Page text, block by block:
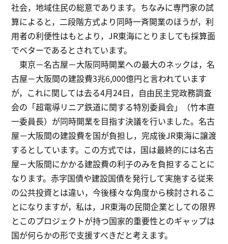
社会，地域住民の総意であります。ちなみに専門家の試
算によると，二段階方式より同時一斉開業のほうが，利
用者の利便性はもとより，JR東海にとりましても採算面
でベターであるとされています。
東京－名古屋－大阪同時開業への最大のネックは，名
古屋－大阪間の建設費3兆6,000億円と言われています
が，これに関しては去る4月24日，自由民主党政務調査
会の「超電導リニア鉄道に関する特別委員会」（竹本直
一委員長）が同時開業を目指す決議を行いました。名古
屋－大阪間の建設費を国が負担し，完成後JR東海に譲渡
するとしています。この方式では，国は最終的には名古
屋－大阪間にかかる建設費の利子のみを負担することに
なります。赤字国債や建設国債を発行して実施する従来
の公共投資とは違い，今後様々な角度から検討されるこ
とになりますが，私は，JR東海の民間企業としての限界
とこのプロジェクトが持つ国家的重要性とのギャップは
国が何らかの形で支援すべきだと考えます。